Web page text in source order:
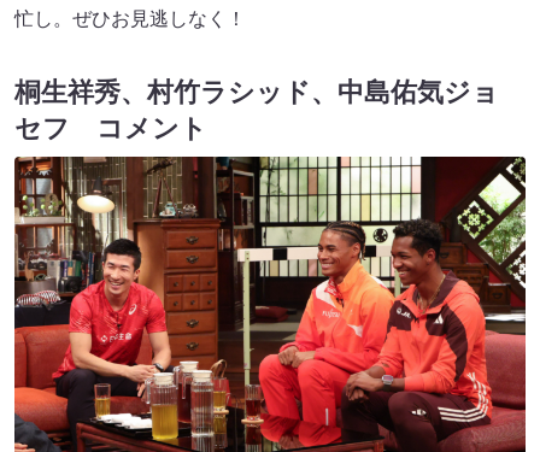
忙し。ぜひお見逃しなく！
桐生祥秀、村竹ラシッド、中島佑気ジョ
セフ コメント